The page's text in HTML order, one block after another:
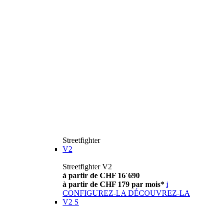
Streetfighter
V2
Streetfighter V2
à partir de CHF 16´690
à partir de CHF 179 par mois* i
CONFIGUREZ-LA DÉCOUVREZ-LA
V2 S